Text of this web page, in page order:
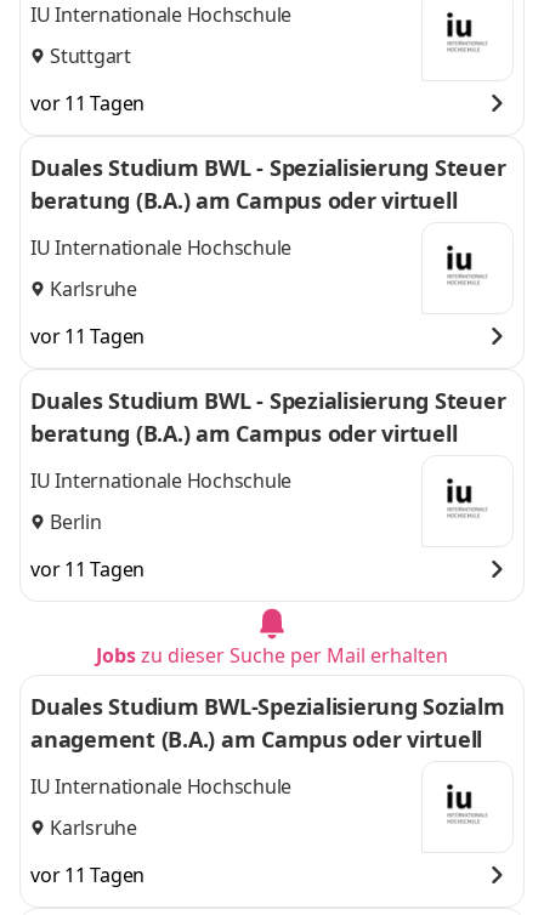
IU Internationale Hochschule
Stuttgart
vor 11 Tagen
Duales Studium BWL - Spezialisierung Steuer
beratung (B.A.) am Campus oder virtuell
IU Internationale Hochschule
Karlsruhe
vor 11 Tagen
Duales Studium BWL - Spezialisierung Steuer
beratung (B.A.) am Campus oder virtuell
IU Internationale Hochschule
Berlin
vor 11 Tagen
Jobszu dieser Suche per Mail erhalten
Duales Studium BWL-Spezialisierung Sozialm
anagement (B.A.) am Campus oder virtuell
IU Internationale Hochschule
Karlsruhe
vor 11 Tagen